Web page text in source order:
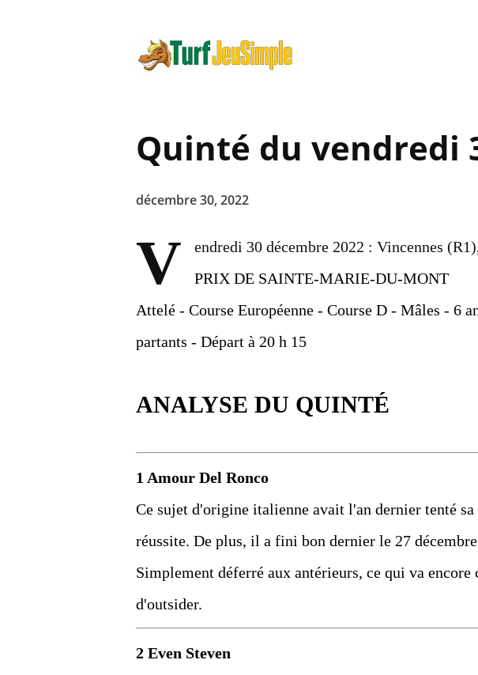
Quinté du vendredi
décembre 30, 2022
V
endredi 30 décembre 2022 : Vincennes
PRIX DE SAINTE-MARIE-DU-MONT
Attelé - Course Européenne - Course D - Mâles - 6
partants - Départ à 20 h 15
ANALYSE DU QUINTÉ
1 Amour Del Ronco
Ce sujet d'origine italienne avait l'an dernier tenté sa
réussite. De plus, il a fini bon dernier le 27
Simplement déferré aux antérieurs, ce qui va
d'outsider.
2 Even Steven